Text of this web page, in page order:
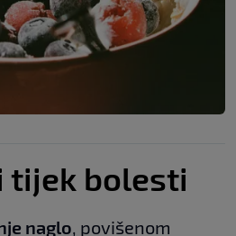
tijek bolesti
naglo, povišenom